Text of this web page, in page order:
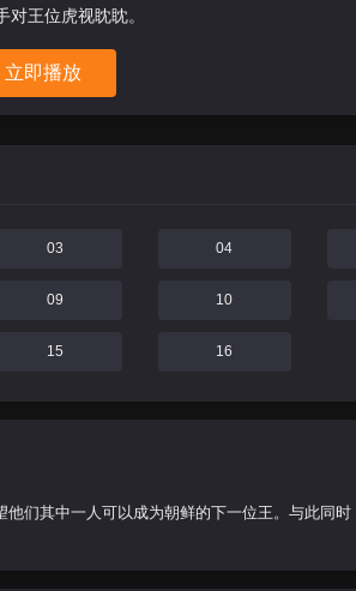
对王位虎视眈眈。
立即播放
03 04
09 10
15 16
们其中一人可以成为朝鲜的下一位王。与此同时